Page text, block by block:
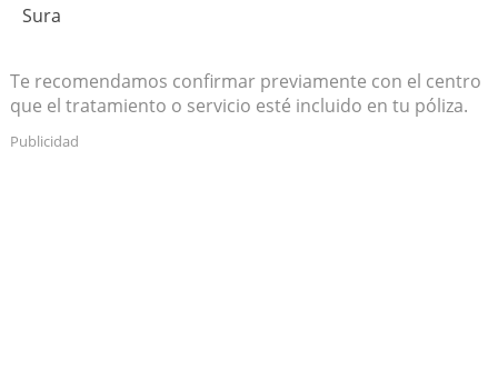
Sura
Te recomendamos confirmar previamente con el centro
que el tratamiento o servicio esté incluido en tu póliza.
Publicidad